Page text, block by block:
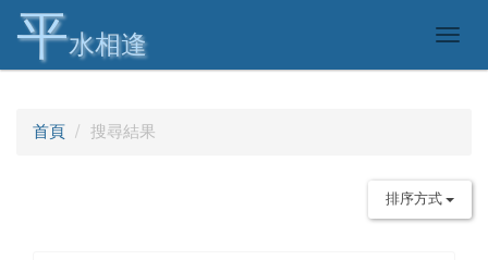
平水相逢
首頁 搜尋結果
排序方式